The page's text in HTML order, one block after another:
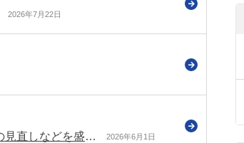
2026年7月22日
一部保険外療養の創設、後期高齢者医療における金融所得の勘案、出産に係る給付体系の見直しなどを盛り込んだ健康保険等の改正法が成立 2026年6月1日